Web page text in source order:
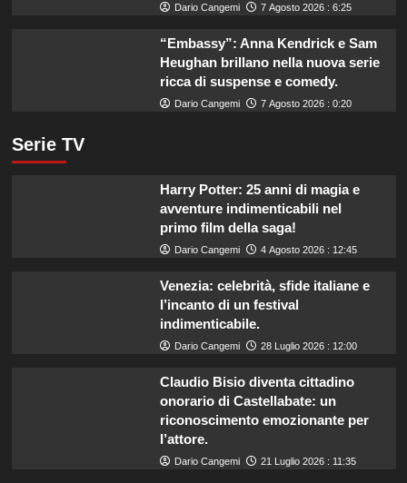
Dario Cangemi 7 Agosto 2026 : 6:25
“Embassy”: Anna Kendrick e Sam
Heughan brillano nella nuova serie
ricca di suspense e comedy.
Dario Cangemi 7 Agosto 2026 : 0:20
Serie TV
Harry Potter: 25 anni di magia e
avventure indimenticabili nel
primo film della saga!
Dario Cangemi 4 Agosto 2026 : 12:45
Venezia: celebrità, sfide italiane e
l’incanto di un festival
indimenticabile.
Dario Cangemi 28 Luglio 2026 : 12:00
Claudio Bisio diventa cittadino
onorario di Castellabate: un
riconoscimento emozionante per
l’attore.
Dario Cangemi 21 Luglio 2026 : 11:35